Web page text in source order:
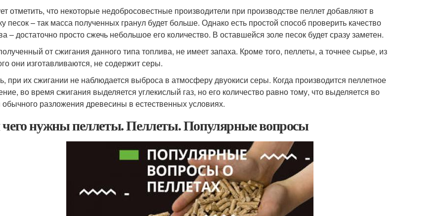
отметить, что некоторые недобросовестные производители при производстве пеллет добавляют в
песок – так масса полученных гранул будет больше. Однако есть простой способ проверить качество
– достаточно просто сжечь небольшое его количество. В оставшейся золе песок будет сразу заметен.
от сжигания данного типа топлива, не имеет запаха. Кроме того, пеллеты, а точнее сырье, из
они изготавливаются, не содержит серы.
при их сжигании не наблюдается выброса в атмосферу двуокиси серы. Когда производится пеллетное
во время сжигания выделяется углекислый газ, но его количество равно тому, что выделяется во
разложения древесины в естественных условиях.
нужны пеллеты. Пеллеты. Популярные вопросы